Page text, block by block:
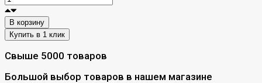
В корзину
Свыше 5000 товаров
Большой выбор товаров в нашем магазине